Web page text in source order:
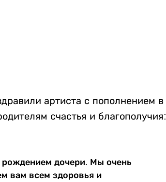
артиста с пополнением в
счастья и благополучия:
дочери. Мы очень
вам всем здоровья и